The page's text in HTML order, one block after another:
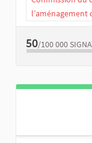
50/100 000